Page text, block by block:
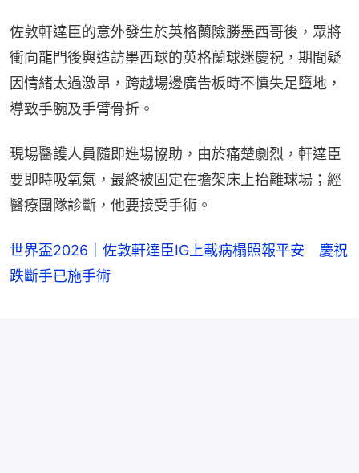
佐敦軒達臣的意外發生於英格蘭險勝墨西哥後，眾將
衝向龍門後與造訪墨西球的英格蘭球迷慶祝，期間疑
因情緒太過激昂，跨越場邊廣告板時不慎失足墮地，
導致手腕及手臂骨折。
現場醫護人員隨即進場協助，由於痛楚劇烈，軒達臣
要即時吸氧氣，最終被固定在擔架床上抬離球場；經
醫療團隊診斷，他要接受手術。
世界盃2026｜佐敦軒達臣IG上載病榻照報平安 慶祝
跌斷手已施手術